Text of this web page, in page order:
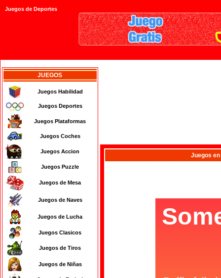
Juegos de Deportes
JUEGOS
Juegos Habilidad
Juegos Deportes
Juegos Plataformas
Juegos Coches
Juegos Accion
Juegos Puzzle
Juegos de Mesa
Juegos de Naves
Juegos de Lucha
Juegos Clasicos
Juegos de Tiros
Juegos de Niñas
Juegos en